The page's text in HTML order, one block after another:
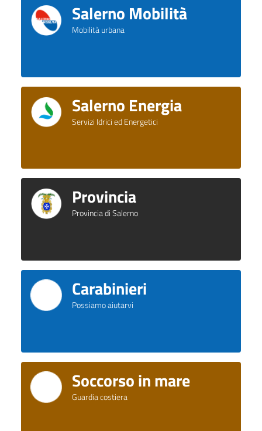
Salerno Mobilità
Mobilità urbana
Salerno Energia
Servizi Idrici ed Energetici
Provincia
Provincia di Salerno
Carabinieri
Possiamo aiutarvi
Soccorso in mare
Guardia costiera